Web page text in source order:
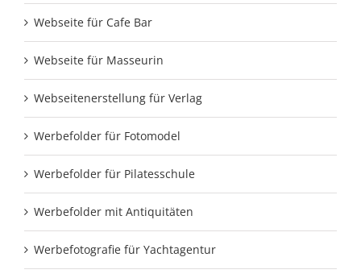
Webseite für Cafe Bar
Webseite für Masseurin
Webseitenerstellung für Verlag
Werbefolder für Fotomodel
Werbefolder für Pilatesschule
Werbefolder mit Antiquitäten
Werbefotografie für Yachtagentur